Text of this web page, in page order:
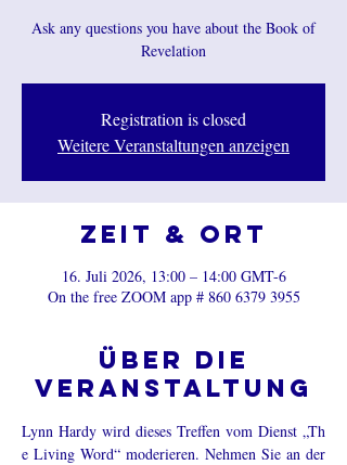
Ask any questions you have about the Book of
Revelation
Registration is closed
Weitere Veranstaltungen anzeigen
Zeit & Ort
16. Juli 2026, 13:00 – 14:00 GMT-6
On the free ZOOM app # 860 6379 3955
Über die
Veranstaltung
Lynn Hardy wird dieses Treffen vom Dienst „Th
e Living Word“ moderieren. Nehmen Sie an der